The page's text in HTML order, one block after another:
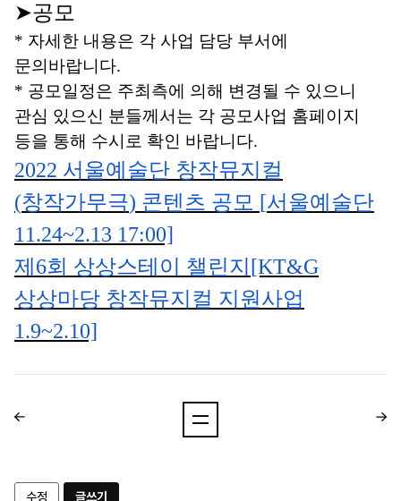
➤공모
* 자세한 내용은 각 사업 담당 부서에
문의바랍니다.
* 공모일정은 주최측에 의해 변경될 수 있으니
관심 있으신 분들께서는 각 공모사업 홈페이지
등을 통해 수시로 확인 바랍니다.
2022 서울예술단 창작뮤지컬
(창작가무극) 콘텐츠 공모 [서울예술단
11.24~2.13 17:00]
제 6회 상상스테이 챌린지 [KT&G
상상마당 창작뮤지컬 지원사업
1.9~2.10]
수정 글쓰기